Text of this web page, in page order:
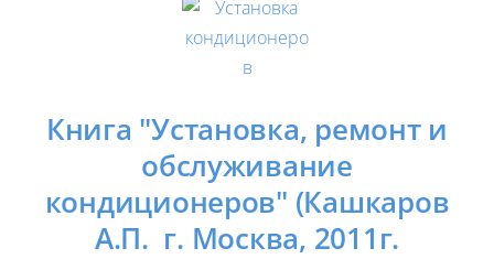
Книга "Установка, ремонт и
обслуживание
кондиционеров" (Кашкаров
А.П. г. Москва, 2011г.